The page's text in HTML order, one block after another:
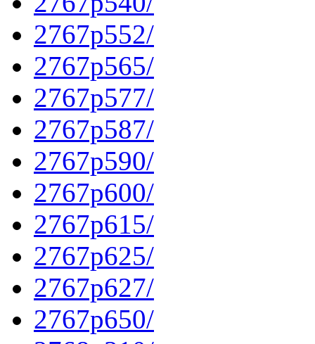
2767p552/
2767p565/
2767p577/
2767p587/
2767p590/
2767p600/
2767p615/
2767p625/
2767p627/
2767p650/